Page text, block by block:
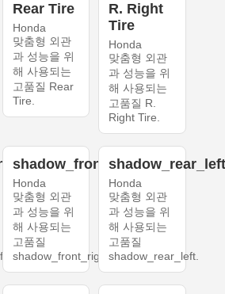
Rear Tire
Honda
맞춤형 외관
과 성능을 위
해 사용되는
고품질 Rear
Tire.
R. Right
Tire
Honda
맞춤형 외관
과 성능을 위
해 사용되는
고품질 R.
Right Tire.
shadow_front_right
Honda
맞춤형 외관
과 성능을 위
해 사용되는
고품질
shadow_front_right.
Honda
맞춤형 외관
과 성능을 위
해 사용되는
고품질
shadow_rear_left.